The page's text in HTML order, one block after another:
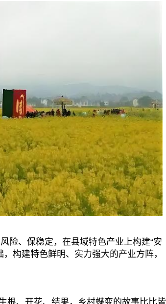
、保稳定，在县域特色产业上构建“安
构建特色鲜明、实力强大的产业方阵，
、开花、结果，乡村蝶变的故事比比皆